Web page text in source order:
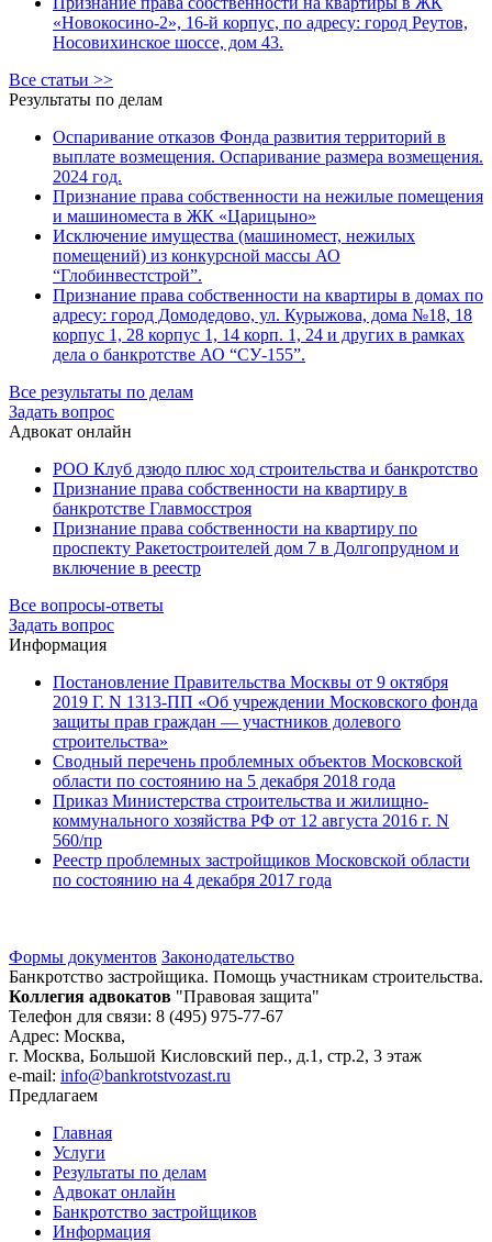
«Новокосино-2», 16-й корпус, по адресу: город Реутов,
Носовихинское шоссе, дом 43.
Все статьи >>
Результаты по делам
Оспаривание отказов Фонда развития территорий в
выплате возмещения. Оспаривание размера возмещения.
2024 год.
Признание права собственности на нежилые помещения
и машиноместа в ЖК «Царицыно»
Исключение имущества (машиномест, нежилых
помещений) из конкурсной массы АО
“Глобинвестстрой”.
Признание права собственности на квартиры в домах по
адресу: город Домодедово, ул. Курыжова, дома №18, 18
корпус 1, 28 корпус 1, 14 корп. 1, 24 и других в рамках
дела о банкротстве АО “СУ-155”.
Все результаты по делам
Задать вопрос
Адвокат онлайн
РОО Клуб дзюдо плюс ход строительства и банкротство
Признание права собственности на квартиру в
банкротстве Главмосстроя
Признание права собственности на квартиру по
проспекту Ракетостроителей дом 7 в Долгопрудном и
включение в реестр
Все вопросы-ответы
Задать вопрос
Информация
Постановление Правительства Москвы от 9 октября
2019 Г. N 1313-ПП «Об учреждении Московского фонда
защиты прав граждан — участников долевого
строительства»
Сводный перечень проблемных объектов Московской
области по состоянию на 5 декабря 2018 года
Приказ Министерства строительства и жилищно-
коммунального хозяйства РФ от 12 августа 2016 г. N
560/пр
Реестр проблемных застройщиков Московской области
по состоянию на 4 декабря 2017 года
Формы документов Законодательство
Банкротство застройщика. Помощь участникам строительства.
Коллегия адвокатов "Правовая защита"
Телефон для связи: 8 (495) 975-77-67
Адрес: Москва,
г. Москва, Большой Кисловский пер., д.1, стр.2, 3 этаж
e-mail: info@bankrotstvozast.ru
Предлагаем
Главная
Услуги
Результаты по делам
Адвокат онлайн
Банкротство застройщиков
Информация